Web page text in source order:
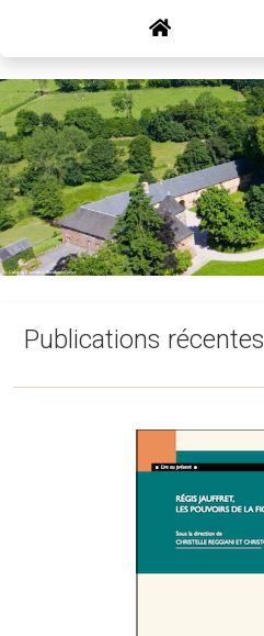
Publications récentes